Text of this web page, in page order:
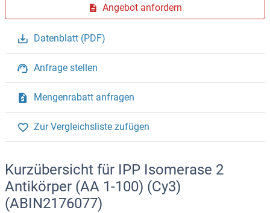
Angebot anfordern
Datenblatt (PDF)
Anfrage stellen
Mengenrabatt anfragen
Zur Vergleichsliste zufügen
Kurzübersicht für IPP Isomerase 2
Antikörper (AA 1-100) (Cy3)
(ABIN2176077)